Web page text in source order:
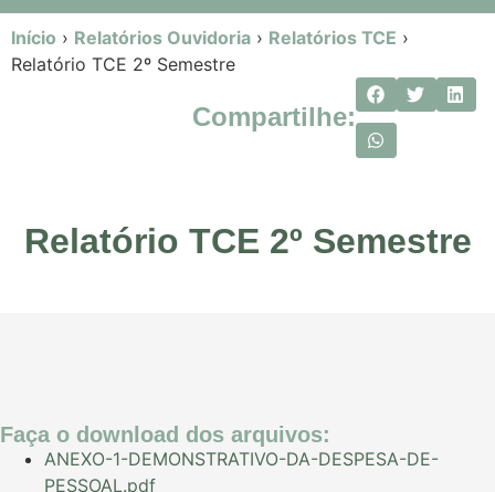
Início › Relatórios Ouvidoria › Relatórios TCE ›
Relatório TCE 2º Semestre
Compartilhe:
Relatório TCE 2º Semestre
Faça o download dos arquivos:
ANEXO-1-DEMONSTRATIVO-DA-DESPESA-DE-
PESSOAL.pdf